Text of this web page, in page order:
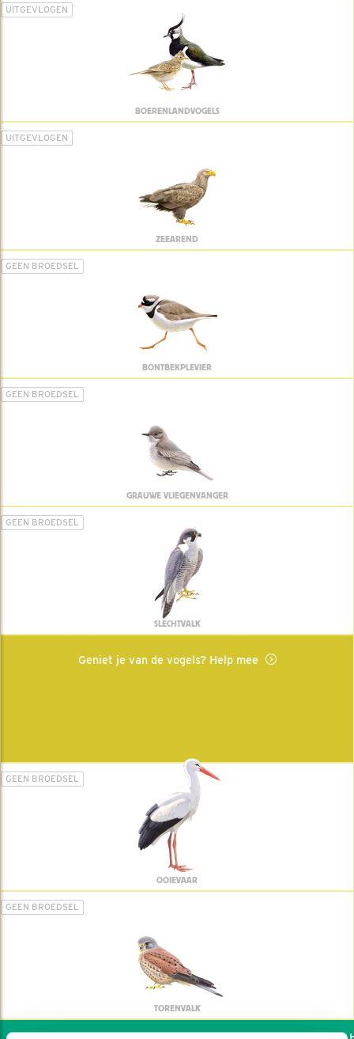
UITGEVLOGEN
BOERENLANDVOGELS
UITGEVLOGEN
ZEEAREND
GEEN BROEDSEL
BONTBEKPLEVIER
GEEN BROEDSEL
GRAUWE VLIEGENVANGER
GEEN BROEDSEL
SLECHTVALK
Geniet je van de vogels? Help mee
GEEN BROEDSEL
OOIEVAAR
GEEN BROEDSEL
TORENVALK